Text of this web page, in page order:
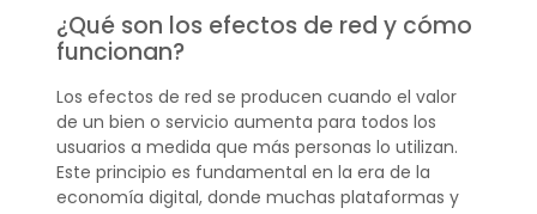
¿Qué son los efectos de red y cómo
funcionan?
Los efectos de red se producen cuando el valor
de un bien o servicio aumenta para todos los
usuarios a medida que más personas lo utilizan.
Este principio es fundamental en la era de la
economía digital, donde muchas plataformas y